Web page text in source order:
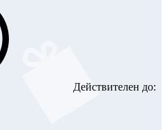
Действителен до: